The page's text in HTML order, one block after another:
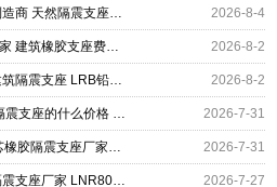
铅芯橡胶隔震支座价格 隔震支座制造商 天然隔震支座(LNR)源头工厂 2026-8-4
天然橡胶隔震支座厂家直销生产厂家 建筑橡胶支座费用 LRB300铅芯橡胶隔震支座厂家电话 2026-8-2
楼房隔震支座厂家电话 房屋建筑建筑隔震支座 LRB铅芯橡胶隔震支座600 2026-8-2
LRB1100铅芯橡胶隔震支座 橡胶隔震支座的什么价格 建筑有铅芯隔震支座源头工厂 2026-7-31
LRB1300隔震支座多少钱 J4Q铅芯橡胶隔震支座厂家电话 隔震支座定做源头工厂 2026-7-31
减隔震支座哪家好 单向铅芯橡胶隔震支座厂家 LNR800天然橡胶隔震支座什么价格 2026-7-27